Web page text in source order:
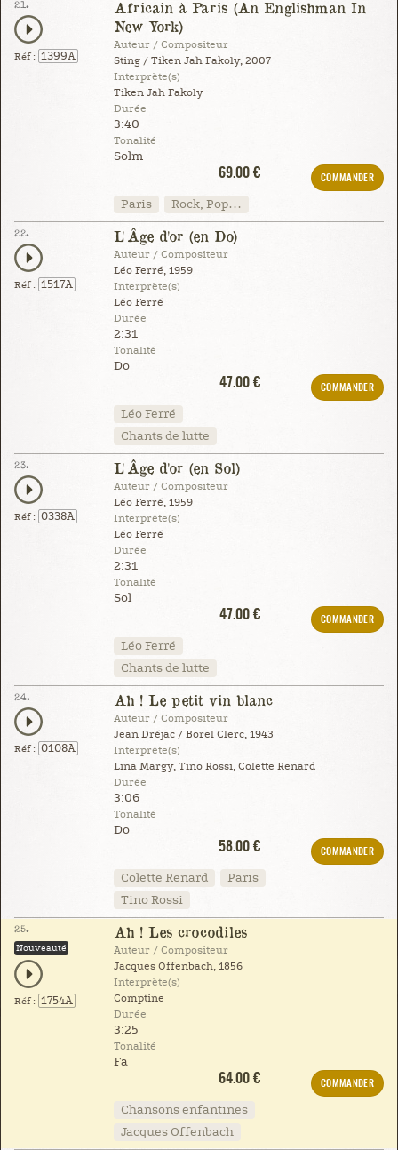
21.
Réf : 1399A
Africain à Paris (An Englishman In
New York)
Auteur / Compositeur
Sting / Tiken Jah Fakoly, 2007
Interprète(s)
Tiken Jah Fakoly
Durée
3:40
Tonalité
Solm
69.00 €
COMMANDER
Paris Rock, Pop…
22.
Réf : 1517A
L'Âge d'or (en Do)
Auteur / Compositeur
Léo Ferré, 1959
Interprète(s)
Léo Ferré
Durée
2:31
Tonalité
Do
47.00 €
COMMANDER
Léo Ferré
Chants de lutte
23.
Réf : 0338A
L'Âge d'or (en Sol)
Auteur / Compositeur
Léo Ferré, 1959
Interprète(s)
Léo Ferré
Durée
2:31
Tonalité
Sol
47.00 €
COMMANDER
Léo Ferré
Chants de lutte
24.
Réf : 0108A
Ah ! Le petit vin blanc
Auteur / Compositeur
Jean Dréjac / Borel Clerc, 1943
Interprète(s)
Lina Margy, Tino Rossi, Colette Renard
Durée
3:06
Tonalité
Do
58.00 €
COMMANDER
Colette Renard
Paris
Tino Rossi
25.
Nouveauté
Réf : 1754A
Ah ! Les crocodiles
Auteur / Compositeur
Jacques Offenbach, 1856
Interprète(s)
Comptine
Durée
3:25
Tonalité
Fa
64.00 €
COMMANDER
Chansons enfantines
Jacques Offenbach